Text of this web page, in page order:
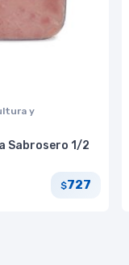
y
Sabrosero 1/2
$727